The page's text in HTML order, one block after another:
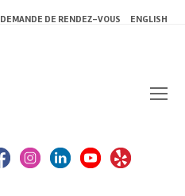
DEMANDE DE RENDEZ-VOUS ENGLISH